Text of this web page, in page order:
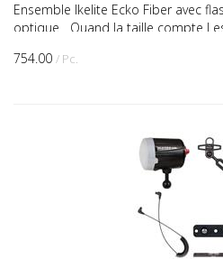
754.00 / Pc.
Ensemble Ikelite Ecko Fiber avec
optique Quand la taille compte
pour les photographes sous-